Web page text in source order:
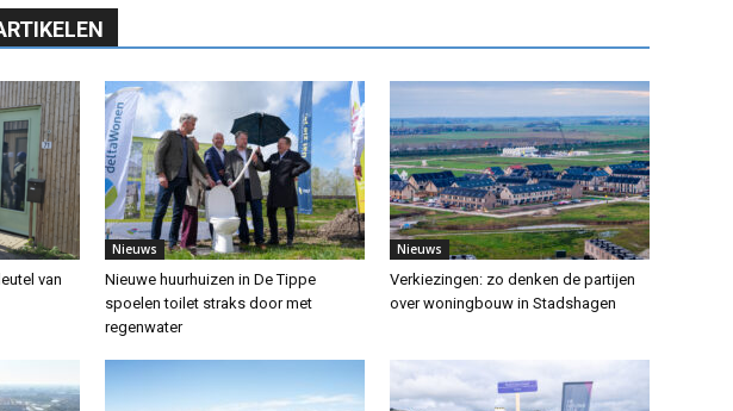
van
Nieuws
Nieuwe huurhuizen in De Tippe
spoelen toilet straks door met
regenwater
Nieuws
Verkiezingen: zo denken de partijen
over woningbouw in Stadshagen